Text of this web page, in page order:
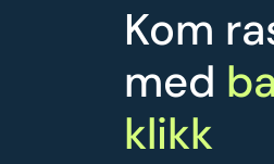
Kom
med
klikk